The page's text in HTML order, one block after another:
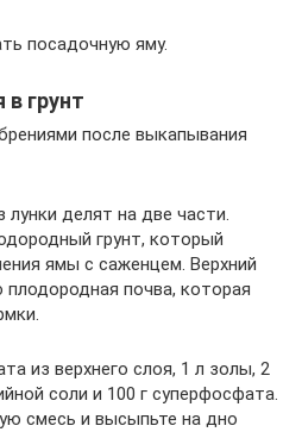
посадочную яму.
в грунт
после выкапывания
делят на две части.
грунт, который
ямы с саженцем. Верхний
почва, которая
из верхнего слоя, 1 л золы, 2
соли и 100 г суперфосфата.
смесь и высыпьте на дно